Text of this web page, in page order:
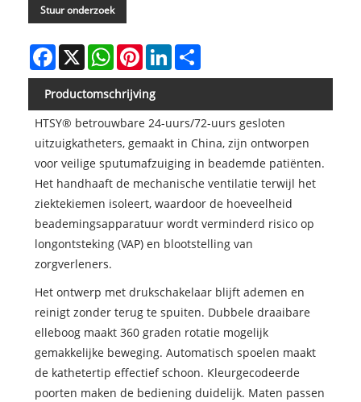
Stuur onderzoek
Facebook
X WhatsAppPinterestLinkedIn
Productomschrijving
HTSY® betrouwbare 24-uurs/72-uurs gesloten
uitzuigkatheters, gemaakt in China, zijn ontworpen
voor veilige sputumafzuiging in beademde patiënten.
Het handhaaft de mechanische ventilatie terwijl het
ziektekiemen isoleert, waardoor de hoeveelheid
beademingsapparatuur wordt verminderd risico op
longontsteking (VAP) en blootstelling van
zorgverleners.
Het ontwerp met drukschakelaar blijft ademen en
reinigt zonder terug te spuiten. Dubbele draaibare
elleboog maakt 360 graden rotatie mogelijk
gemakkelijke beweging. Automatisch spoelen maakt
de kathetertip effectief schoon. Kleurgecodeerde
poorten maken de bediening duidelijk. Maten passen